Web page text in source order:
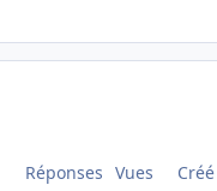
Réponses Vues Créé